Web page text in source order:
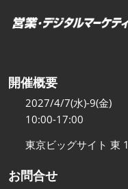
開催概要
2027/4/7(水)-9(金)
10:00-17:00
東京ビッグサイト 東
お問合せ